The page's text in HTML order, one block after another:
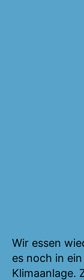
Wir essen
es noch in
Klimaanlage.